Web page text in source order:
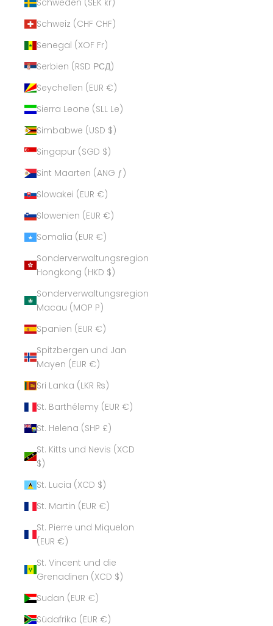
Schweiz (CHF CHF)
Senegal (XOF Fr)
Serbien (RSD РСД)
Seychellen (EUR €)
Sierra Leone (SLL Le)
Simbabwe (USD $)
Singapur (SGD $)
Sint Maarten (ANG ƒ)
Slowakei (EUR €)
Slowenien (EUR €)
Somalia (EUR €)
Sonderverwaltungsregion
Hongkong (HKD $)
Sonderverwaltungsregion
Macau (MOP P)
Spanien (EUR €)
Spitzbergen und Jan
Mayen (EUR €)
Sri Lanka (LKR ₨)
St. Barthélemy (EUR €)
St. Helena (SHP £)
St. Kitts und Nevis (XCD
$)
St. Lucia (XCD $)
St. Martin (EUR €)
St. Pierre und Miquelon
(EUR €)
St. Vincent und die
Grenadinen (XCD $)
Sudan (EUR €)
Südafrika (EUR €)